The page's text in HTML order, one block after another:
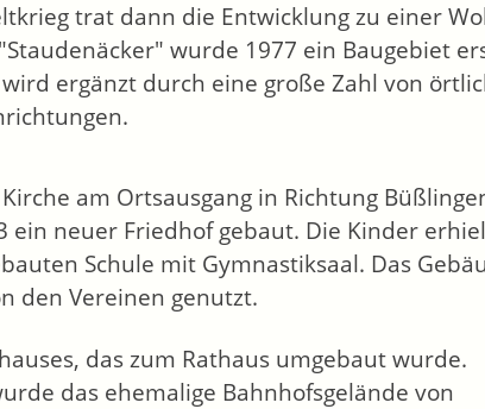
trat dann die Entwicklung zu einer
wurde 1977 ein Baugebiet
ergänzt durch eine große Zahl von
am Ortsausgang in Richtung
ein neuer Friedhof gebaut. Die Kinder
Schule mit Gymnastiksaal. Das
den Vereinen genutzt.
das zum Rathaus umgebaut wurde.
das ehemalige Bahnhofsgelände von